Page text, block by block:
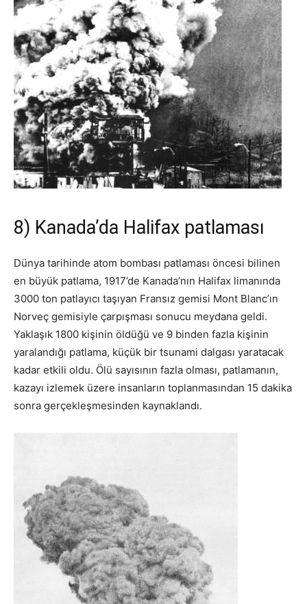
8) Kanada’da Halifax patlaması
Dünya tarihinde atom bombası patlaması öncesi bilinen
en büyük patlama, 1917’de Kanada’nın Halifax limanında
3000 ton patlayıcı taşıyan Fransız gemisi Mont Blanc’ın
Norveç gemisiyle çarpışması sonucu meydana geldi.
Yaklaşık 1800 kişinin öldüğü ve 9 binden fazla kişinin
yaralandığı patlama, küçük bir tsunami dalgası yaratacak
kadar etkili oldu. Ölü sayısının fazla olması, patlamanın,
kazayı izlemek üzere insanların toplanmasından 15 dakika
sonra gerçekleşmesinden kaynaklandı.